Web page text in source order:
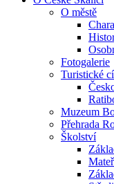
O městě
Fotogalerie
Turistické
Muzeum
Přehrada
Školství